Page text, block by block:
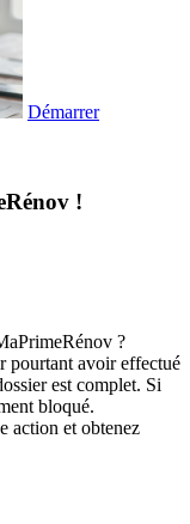
Démarrer
!
?
pourtant avoir effectué
est complet. Si
bloqué.
action et obtenez